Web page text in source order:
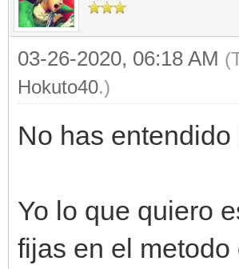
and self.x <
03-26-2020, 06:18 AM
Hokuto40.)
No has
Yo lo que quiero
fijas en el